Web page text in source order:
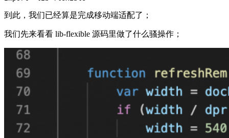
到此，我们已经算是完成移动端适配了；
我们先来看看 lib-flexible 源码里做了什么骚操作；